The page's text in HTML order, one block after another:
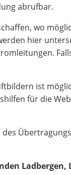
abrufbar.
wo
hier
ist
für die
Ladbergen,